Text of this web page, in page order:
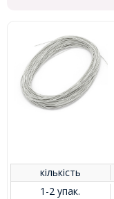
кількість
1-2 упак.